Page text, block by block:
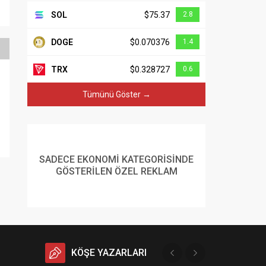
SOL $75.37 2.8
DOGE $0.070376 1.4
TRX $0.328727 0.6
Tümünü Göster →
SADECE EKONOMİ KATEGORİSİNDE
GÖSTERİLEN ÖZEL REKLAM
KÖŞE YAZARLARI